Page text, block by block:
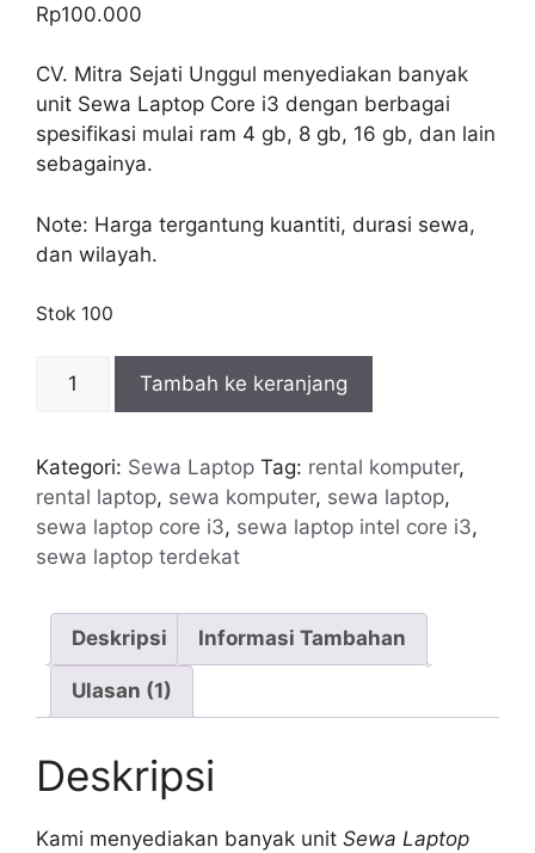
berdasarka
Rp100.000
CV. Mitra Sejati Unggul menyediakan banyak
unit Sewa Laptop Core i3 dengan berbagai
spesifikasi mulai ram 4 gb, 8 gb, 16 gb, dan lain
sebagainya.
Note: Harga tergantung kuantiti, durasi sewa,
dan wilayah.
Stok 100
Sewa
Intel
Core
i3
Murah
Tambah ke keranjang
Kategori: Sewa Laptop Tag: rental komputer,
rental laptop, sewa komputer, sewa laptop,
sewa laptop core i3, sewa laptop intel core i3,
sewa laptop terdekat
Deskripsi Informasi Tambahan
Ulasan (1)
Deskripsi
Kami menyediakan banyak unit Sewa Laptop